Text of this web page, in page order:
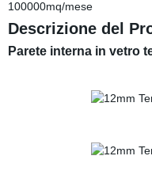
100000mq/mese
Descrizione del
Parete interna in vetro